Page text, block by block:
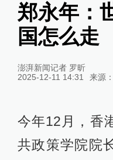
郑永年：
国怎么走
澎湃新闻记者 罗昕
2025-12-11 14:31
来源：
今年12月，香
共政策学院院